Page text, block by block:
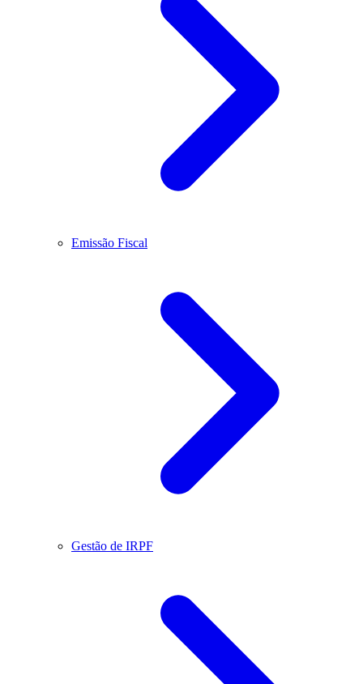
Emissão Fiscal
Gestão de IRPF